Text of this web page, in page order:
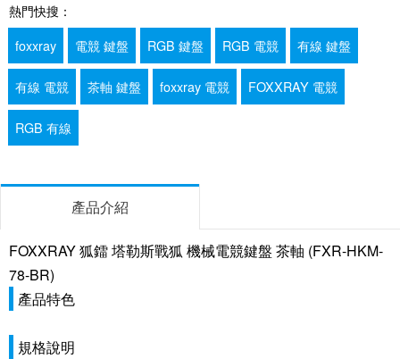
熱門快搜：
foxxray
電競 鍵盤 RGB 鍵盤 RGB 電競 有線 鍵盤
有線 電競 茶軸 鍵盤 foxxray 電競 FOXXRAY 電競
RGB 有線
產品介紹
FOXXRAY 狐鐳 塔勒斯戰狐 機械電競鍵盤 茶軸 (FXR-HKM-
78-BR)
產品特色
規格說明